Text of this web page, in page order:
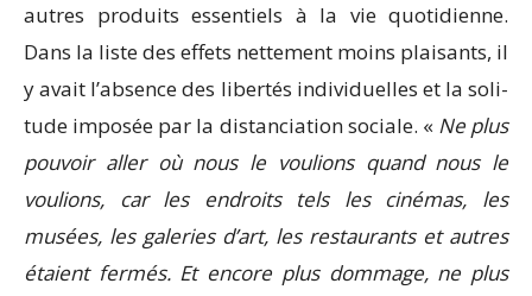
autres produits essentiels à la vie quotidienne.
Dans la liste des effets nettement moins plaisants, il
y avait l’absence des libertés individuelles et la soli­
tude imposée par la distanciation sociale. « Ne plus
pouvoir aller où nous le voulions quand nous le
voulions, car les endroits tels les cinémas, les
musées, les ga­leries d’art, les restaurants et autres
étaient fermés. Et encore plus dommage, ne plus